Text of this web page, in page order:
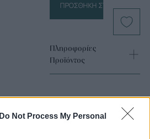
Do Not Process My Personal
ΠΡΟΣΘΉΚΗ ΣΤΟ ΚΑΛΆΘΙ
Πληροφορίες
Προϊόντος